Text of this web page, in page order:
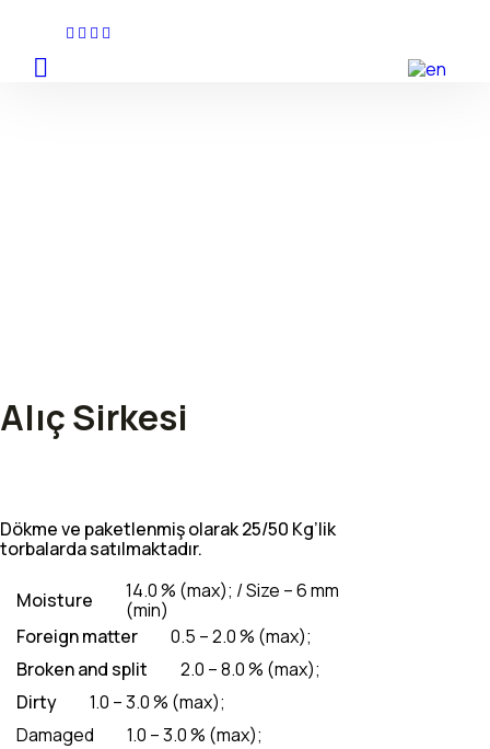
Alıç Sirkesi
Dökme ve paketlenmiş olarak 25/50 Kg’lik
torbalarda satılmaktadır.
Moisture
14.0 % (max); / Size – 6 mm
(min)
Foreign matter
0.5 – 2.0 % (max);
Broken and split
2.0 – 8.0 % (max);
Dirty
1.0 – 3.0 % (max);
Damaged
1.0 – 3.0 % (max);